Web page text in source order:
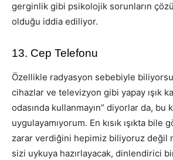
gerginlik gibi psikolojik sorunların
olduğu iddia ediliyor.
13. Cep Telefonu
Özellikle radyasyon sebebiyle
cihazlar ve televizyon gibi yapay ışık
odasında kullanmayın” diyorlar da, bu
uygulayamıyorum. En kısık ışıkta bile
zarar verdiğini hepimiz biliyoruz değil
sizi uykuya hazırlayacak, dinlendirici